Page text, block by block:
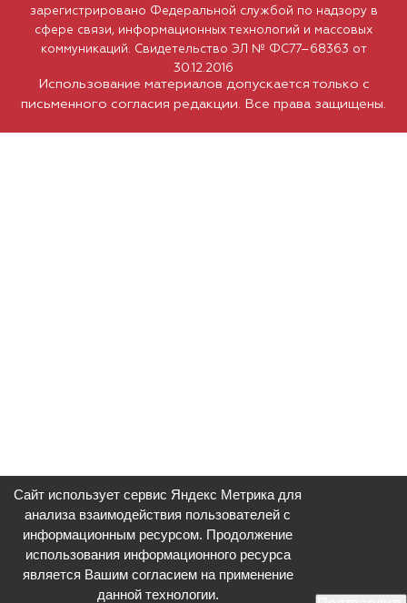
Использование материалов допускается только с
письменного согласия редакции. Все права защищены.
зарегистрировано Федеральной службой по надзору в
сфере связи, информационных технологий и массовых
коммуникаций. Свидетельство ЭЛ № ФС77–68363 от
30.12.2016
Сайт использует сервис Яндекс Метрика для
анализа взаимодействия пользователей с
информационным ресурсом. Продолжение
использования информационного ресурса
является Вашим согласием на применение
данной технологии.